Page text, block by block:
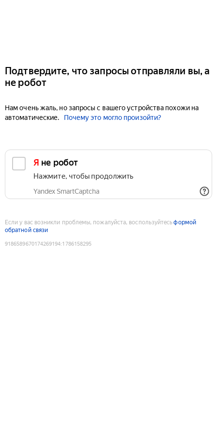
Подтвердите, что запросы отправляли вы, а
не робот
Нам очень жаль, но запросы с вашего устройства похожи на
автоматические.
Почему это могло произойти?
Я не робот
Нажмите, чтобы продолжить
Yandex SmartCaptcha
Если у вас возникли проблемы, пожалуйста, воспользуйтесьформой
обратной связи
9186589670174269194:1786158295